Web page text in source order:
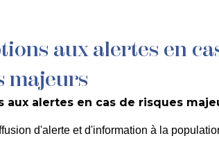
DÉCOUVRIR LA
aux alertes en
majeurs
aux alertes en cas de risques
d'alerte et d'information à la